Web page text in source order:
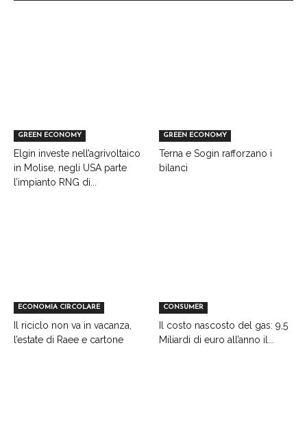
GREEN ECONOMY
Elgin investe nell’agrivoltaico
in Molise, negli USA parte
l’impianto RNG di...
GREEN ECONOMY
Terna e Sogin rafforzano i
bilanci
ECONOMIA CIRCOLARE
Il riciclo non va in vacanza,
l’estate di Raee e cartone
CONSUMER
Il costo nascosto del gas: 9,5
Miliardi di euro all’anno il...